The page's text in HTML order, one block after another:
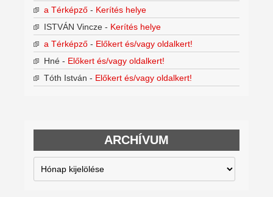
a Térképző - Kerítés helye
ISTVÁN Vincze - Kerítés helye
a Térképző - Előkert és/vagy oldalkert!
Hné - Előkert és/vagy oldalkert!
Tóth István - Előkert és/vagy oldalkert!
ARCHÍVUM
Archívum